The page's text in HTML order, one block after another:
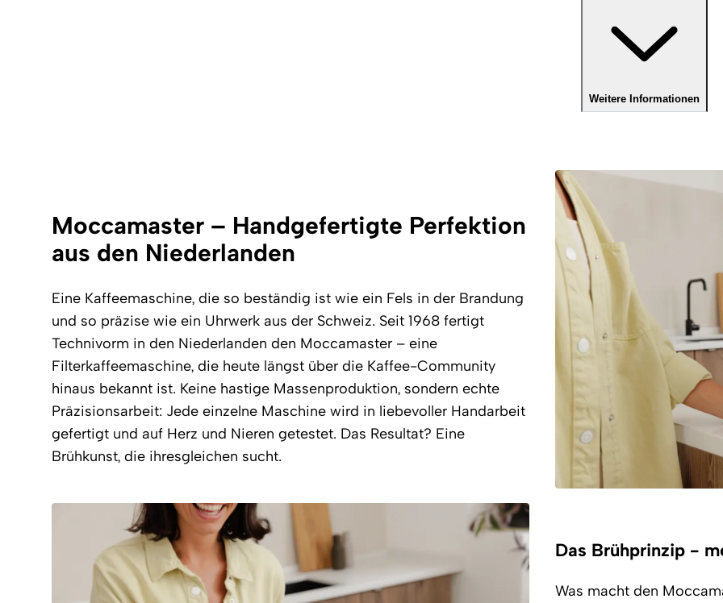
Weitere Informationen
Moccamaster – Handgefertigte Perfektion
aus den Niederlanden
Eine Kaffeemaschine, die so beständig ist wie ein Fels in der Brandung
und so präzise wie ein Uhrwerk aus der Schweiz. Seit 1968 fertigt
Technivorm in den Niederlanden den Moccamaster – eine
Filterkaffeemaschine, die heute längst über die Kaffee-Community
hinaus bekannt ist. Keine hastige Massenproduktion, sondern echte
Präzisionsarbeit: Jede einzelne Maschine wird in liebevoller Handarbeit
gefertigt und auf Herz und Nieren getestet. Das Resultat? Eine
Brühkunst, die ihresgleichen sucht.
Das Brühprinzip -
Was macht den